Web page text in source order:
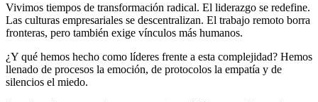
Vivimos tiempos de transformación radical. El liderazgo se redefine.
Las culturas empresariales se descentralizan. El trabajo remoto borra
fronteras, pero también exige vínculos más humanos.
¿Y qué hemos hecho como líderes frente a esta complejidad? Hemos
llenado de procesos la emoción, de protocolos la empatía y de
silencios el miedo.